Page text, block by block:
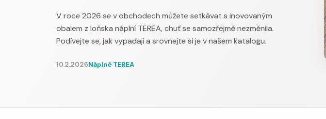
V roce 2026 se v obchodech můžete setkávat s inovovaným
obalem z loňska náplní TEREA, chuť se samozřejmě nezměnila.
Podívejte se, jak vypadají a srovnejte si je v našem katalogu.
10.2.2026Náplně TEREA